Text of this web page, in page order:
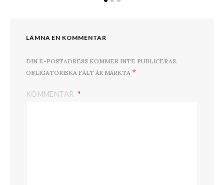
LÄMNA EN KOMMENTAR
DIN E-POSTADRESS KOMMER INTE PUBLICERAS.
OBLIGATORISKA FÄLT ÄR MÄRKTA *
KOMMENTAR